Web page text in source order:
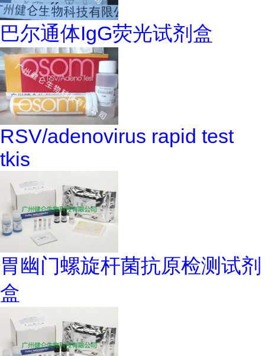
巴尔通体IgG荧光试剂盒
RSV/adenovirus rapid test
tkis
胃幽门螺旋杆菌抗原检测试剂
盒